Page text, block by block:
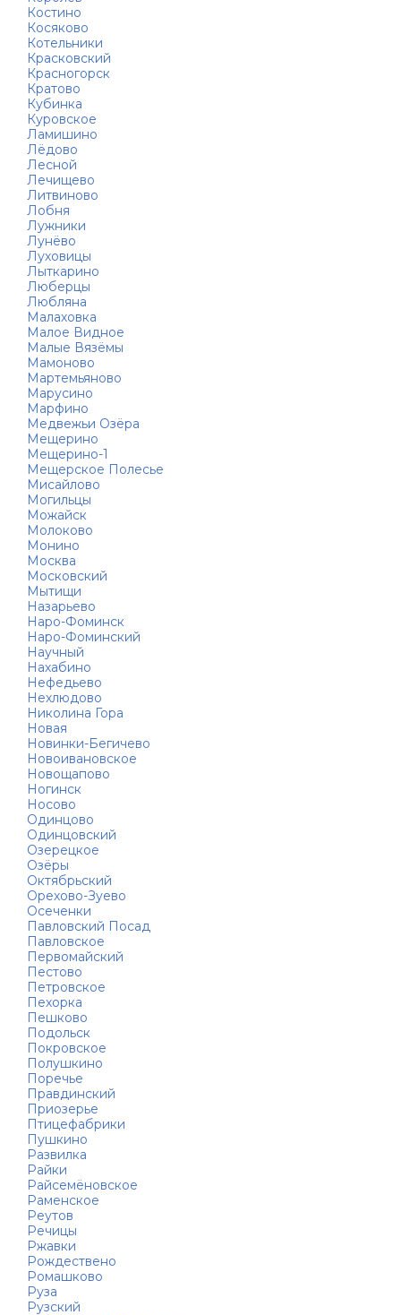
Костино
Косяково
Котельники
Красковский
Красногорск
Кратово
Кубинка
Куровское
Ламишино
Лёдово
Лесной
Лечищево
Литвиново
Лобня
Лужники
Лунёво
Луховицы
Лыткарино
Люберцы
Любляна
Малаховка
Малое Видное
Малые Вязёмы
Мамоново
Мартемьяново
Марусино
Марфино
Медвежьи Озёра
Мещерино
Мещерино-1
Мещерское Полесье
Мисайлово
Могильцы
Можайск
Молоково
Монино
Москва
Московский
Мытищи
Назарьево
Наро-Фоминск
Наро-Фоминский
Научный
Нахабино
Нефедьево
Нехлюдово
Николина Гора
Новая
Новинки-Бегичево
Новоивановское
Новощапово
Ногинск
Носово
Одинцово
Одинцовский
Озерецкое
Озёры
Октябрьский
Орехово-Зуево
Осеченки
Павловский Посад
Павловское
Первомайский
Пестово
Петровское
Пехорка
Пешково
Подольск
Покровское
Полушкино
Поречье
Правдинский
Приозерье
Птицефабрики
Пушкино
Развилка
Райки
Райсемёновское
Раменское
Реутов
Речицы
Ржавки
Рождествено
Ромашково
Руза
Рузский